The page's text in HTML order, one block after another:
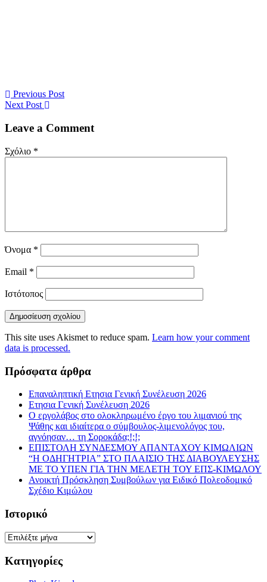
Previous Post
Next Post
Leave a Comment
Σχόλιο *
Όνομα *
Email *
Ιστότοπος
This site uses Akismet to reduce spam. Learn how your comment
data is processed.
Πρόσφατα άρθρα
Επαναληπτική Ετησια Γενική Συνέλευση 2026
Ετησια Γενική Συνέλευση 2026
Ο εργολάβος στο ολοκληρωμένο έργο του λιμανιού της
Ψάθης και ιδιαίτερα ο σύμβουλος-λιμενολόγος του,
αγνόησαν… τη Σοροκάδα;!;!;
ΕΠΙΣΤΟΛΗ ΣΥΝΔΕΣΜΟΥ ΑΠΑΝΤΑΧΟΥ ΚΙΜΩΛΙΩΝ
“Η ΟΔΗΓΗΤΡΙΑ” ΣΤΟ ΠΛΑΙΣΙΟ ΤΗΣ ΔΙΑΒΟΥΛΕΥΣΗΣ
ΜΕ ΤΟ ΥΠΕΝ ΓΙΑ ΤΗΝ ΜΕΛΕΤΗ ΤΟΥ ΕΠΣ-ΚΙΜΩΛΟΥ
Ανοικτή Πρόσκληση Συμβούλων για Ειδικό Πολεοδομικό
Σχέδιο Κιμώλου
Ιστορικό
Ιστορικό
Κατηγορίες